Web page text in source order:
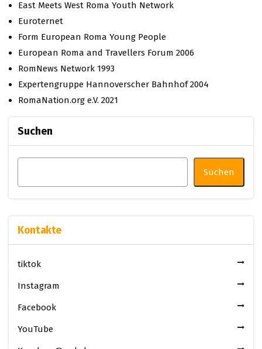
East Meets West Roma Youth Network
Euroternet
Form European Roma Young People
European Roma and Travellers Forum 2006
RomNews Network 1993
Expertengruppe Hannoverscher Bahnhof 2004
RomaNation.org e.V. 2021
Suchen
Suchen
Kontakte
tiktok
Instagram
Facebook
YouTube